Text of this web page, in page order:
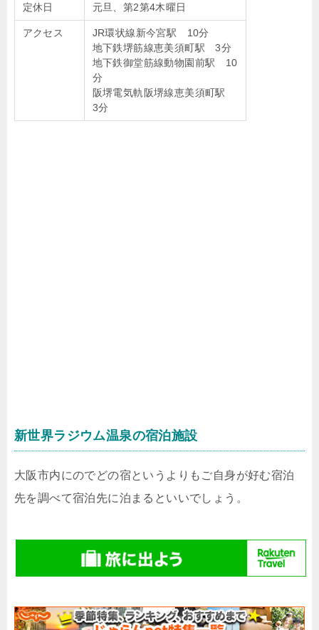
定休日 元旦、第2第4木曜日
アクセス
JR環状線新今宮駅 10分
地下鉄堺筋線恵美須町駅 3分
地下鉄御堂筋線動物園前駅 10
分
阪堺電気軌阪堺線恵美須町駅
3分
新世界ラジウム温泉の宿泊施設
大阪市内にのでどの宿というよりもご自身が好む宿泊
先を調べて宿泊先に泊まるといいでしょう。